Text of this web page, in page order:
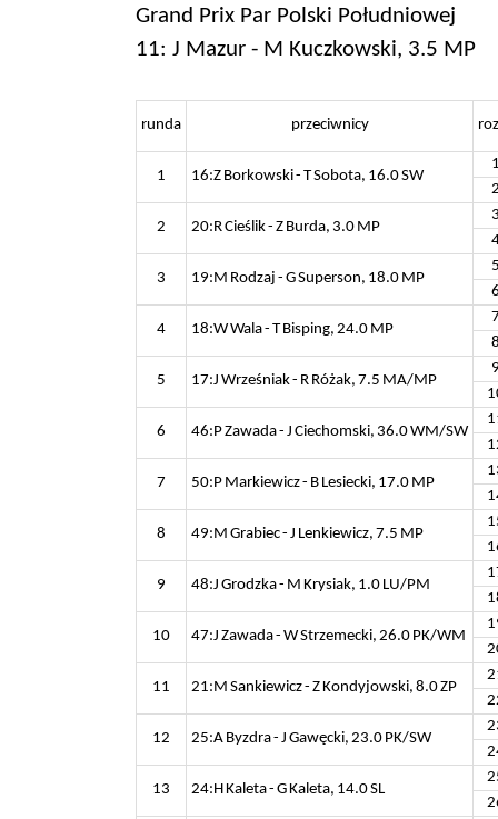
Grand Prix Par Polski Południowej
11: J Mazur - M Kuczkowski, 3.5 MP
runda przeciwnicy
1 16:Z Borkowski - T Sobota, 16.0 SW
2 20:R Cieślik - Z Burda, 3.0 MP
3 19:M Rodzaj - G Superson, 18.0 MP
4 18:W Wala - T Bisping, 24.0 MP
5 17:J Wrześniak - R Różak, 7.5 MA/MP
6 46:P Zawada - J Ciechomski, 36.0 WM/SW
7 50:P Markiewicz - B Lesiecki, 17.0 MP
8 49:M Grabiec - J Lenkiewicz, 7.5 MP
9 48:J Grodzka - M Krysiak, 1.0 LU/PM
10 47:J Zawada - W Strzemecki, 26.0 PK/WM
11 21:M Sankiewicz - Z Kondyjowski, 8.0 ZP
12 25:A Byzdra - J Gawęcki, 23.0 PK/SW
13 24:H Kaleta - G Kaleta, 14.0 SL